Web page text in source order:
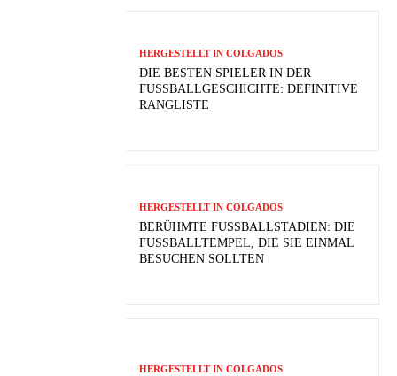
HERGESTELLT IN COLGADOS
DIE BESTEN SPIELER IN DER
FUSSBALLGESCHICHTE: DEFINITIVE R
ANGLISTE
HERGESTELLT IN COLGADOS
BERÜHMTE FUSSBALLSTADIEN: DIE F
USSBALLTEMPEL, DIE SIE EINMAL BE
SUCHEN SOLLTEN
HERGESTELLT IN COLGADOS